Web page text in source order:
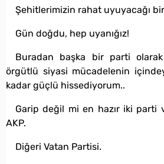
Şehitlerimizin rahat uyuyacağı
Gün doğdu, hep uyanığız!
Buradan başka bir parti olarak
örgütlü siyasi mücadelenin
kadar güçlü hissediyorum..
Garip değil mi en hazır iki parti
AKP.
Diğeri Vatan Partisi.